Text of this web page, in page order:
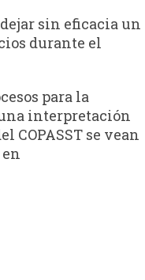
sin eficacia un
durante el
para la
interpretación
se vean